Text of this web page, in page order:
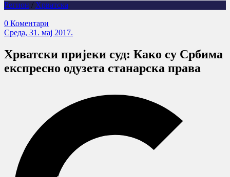
Регион / Хрватска
0 Коментари
Cреда, 31. мај 2017.
Хрватски пријеки суд: Како су Србима
експресно одузета станарска права